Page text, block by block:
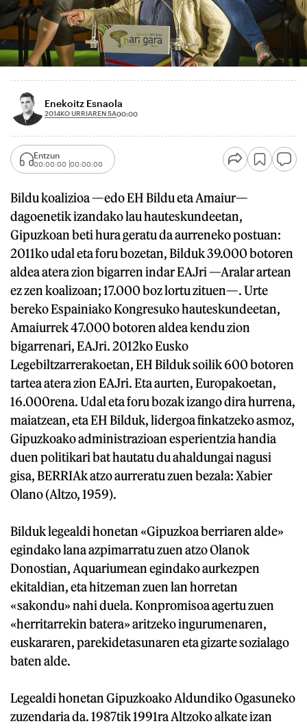
Enekoitz Esnaola
2014KO URRIAREN 5A00:00
Entzun
00:00:00 00:00:00
Bildu koalizioa —edo EH Bildu eta Amaiur—
dagoenetik izandako lau hauteskundeetan,
Gipuzkoan beti hura geratu da aurreneko postuan:
2011ko udal eta foru bozetan, Bilduk 39.000 botoren
aldea atera zion bigarren indar EAJri —Aralar artean
ez zen koalizoan; 17.000 boz lortu zituen—. Urte
bereko Espainiako Kongresuko hauteskundeetan,
Amaiurrek 47.000 botoren aldea kendu zion
bigarrenari, EAJri. 2012ko Eusko
Legebiltzarrerakoetan, EH Bilduk soilik 600 botoren
tartea atera zion EAJri. Eta aurten, Europakoetan,
16.000rena. Udal eta foru bozak izango dira hurrena,
maiatzean, eta EH Bilduk, lidergoa finkatzeko asmoz,
Gipuzkoako administrazioan esperientzia handia
duen politikari bat hautatu du ahaldungai nagusi
gisa, BERRIAk atzo aurreratu zuen bezala: Xabier
Olano (Altzo, 1959).
Bilduk legealdi honetan «Gipuzkoa berriaren alde»
egindako lana azpimarratu zuen atzo Olanok
Donostian, Aquariumean egindako aurkezpen
ekitaldian, eta hitzeman zuen lan horretan
«sakondu» nahi duela. Konpromisoa agertu zuen
«herritarrekin batera» aritzeko ingurumenaren,
euskararen, parekidetasunaren eta gizarte sozialago
baten alde.
Legealdi honetan Gipuzkoako Aldundiko Ogasuneko
zuzendaria da. 1987tik 1991ra Altzoko alkate izan